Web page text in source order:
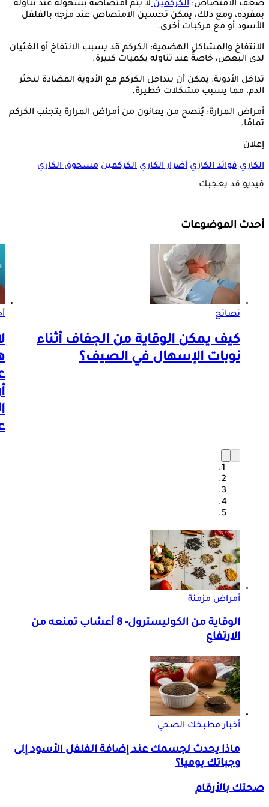
ضعف الامتصاص: الكركمينلا يتم امتصاصه بسهولة عند تناوله
بمفرده، ومع ذلك، يمكن تحسين الامتصاص عند مزجه بالفلفل
الأسود أو مع مركبات أخرى.
الانتفاخ والمشاكل الهضمية: الكركم قد يسبب الانتفاخ أو الغثيان
لدى البعض، خاصةً عند تناوله بكميات كبيرة.
تداخل الأدوية: يمكن أن يتداخل الكركم مع الأدوية المضادة لتخثر
الدم، مما يسبب مشكلات خطيرة.
أمراض المرارة: يُنصح من يعانون من أمراض المرارة بتجنب الكركم
تمامًا.
إعلان
الكاري فوائد الكاري أضرار الكاري الكركمين مسحوق الكاري
فيديو قد يعجبك
أحدث الموضوعات
نصائح
كيف يمكن الوقاية من الجفاف أثناء
نوبات الإسهال في الصيف؟
أمراض مزمنة
الوقاية من الكوليسترول- 8 أعشاب تمنعه من
الارتفاع
أخبار مطبخك الصحي
ماذا يحدث لجسمك عند إضافة الفلفل الأسود إلى
وجباتك يوميا؟
صحتك بالأرقام